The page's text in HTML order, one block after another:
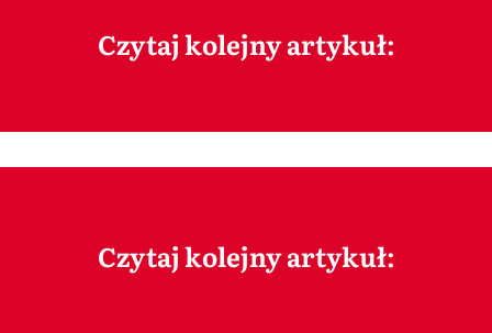
Czytaj kolejny artykuł:
Czytaj kolejny artykuł: